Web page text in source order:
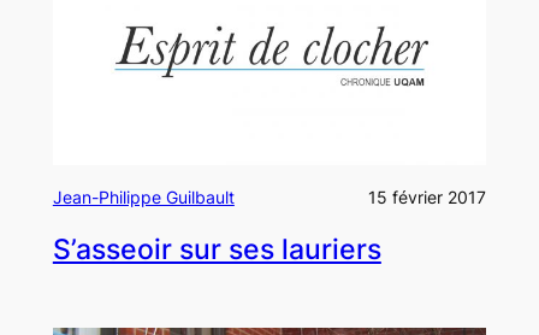
Jean-Philippe Guilbault 15 février 2017
S’asseoir sur ses lauriers